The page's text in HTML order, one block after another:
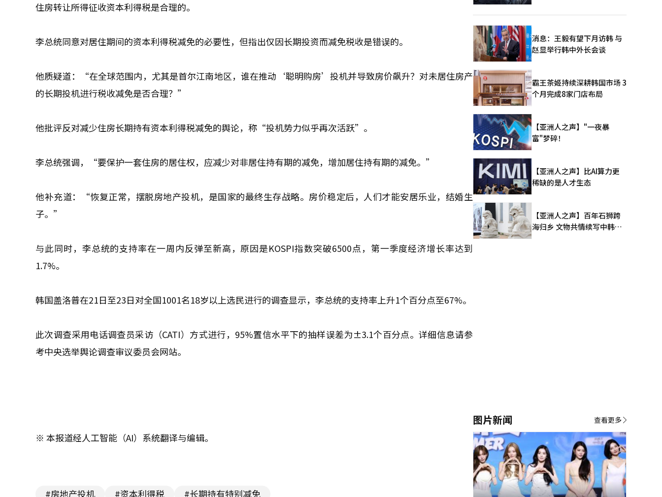
住房转让所得征收资本利得税是合理的。
李总统同意对居住期间的资本利得税减免的必要性，但指出仅因长期投资而减免税收是错误的。
他质疑道：“在全球范围内，尤其是首尔江南地区，谁在推动‘聪明购房’投机并导致房价飙升？对未居住房产
的长期投机进行税收减免是否合理？”
他批评反对减少住房长期持有资本利得税减免的舆论，称“投机势力似乎再次活跃”。
李总统强调，“要保护一套住房的居住权，应减少对非居住持有期的减免，增加居住持有期的减免。”
他补充道：“恢复正常，摆脱房地产投机，是国家的最终生存战略。房价稳定后，人们才能安居乐业，结婚生
子。”
与此同时，李总统的支持率在一周内反弹至新高，原因是KOSPI指数突破6500点，第一季度经济增长率达到
1.7%。
韩国盖洛普在21日至23日对全国1001名18岁以上选民进行的调查显示，李总统的支持率上升1个百分点至67%。
此次调查采用电话调查员采访（CATI）方式进行，95%置信水平下的抽样误差为±3.1个百分点。详细信息请参
考中央选举舆论调查审议委员会网站。
※ 本报道经人工智能（AI）系统翻译与编辑。
#房地产投机 #资本利得税 #长期持有特别减免
消息：王毅有望下月访韩 与
赵显举行韩中外长会谈
霸王茶姬持续深耕韩国市场 3
个月完成8家门店布局
【亚洲人之声】"一夜暴
富"梦碎！
【亚洲人之声】比AI算力更
稀缺的是人才生态
【亚洲人之声】百年石狮跨
海归乡 文物共情续写中韩人
图片新闻 查看更多